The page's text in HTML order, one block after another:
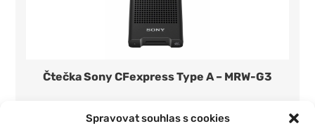
Spravovat souhlas s cookies
Čtečka Sony CFexpress Type A – MRW-G3